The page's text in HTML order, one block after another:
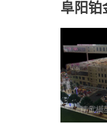
阜阳铂